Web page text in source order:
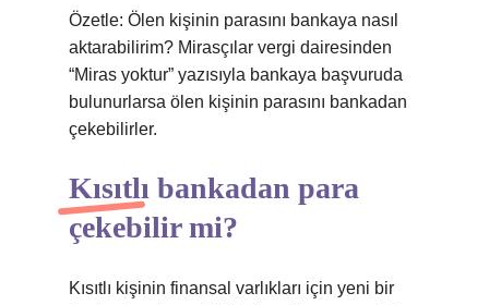
Özetle: Ölen kişinin parasını bankaya nasıl
aktarabilirim? Mirasçılar vergi dairesinden
“Miras yoktur” yazısıyla bankaya başvuruda
bulunurlarsa ölen kişinin parasını bankadan
çekebilirler.
Kısıtlı bankadan para
çekebilir mi?
Kısıtlı kişinin finansal varlıkları için yeni bir